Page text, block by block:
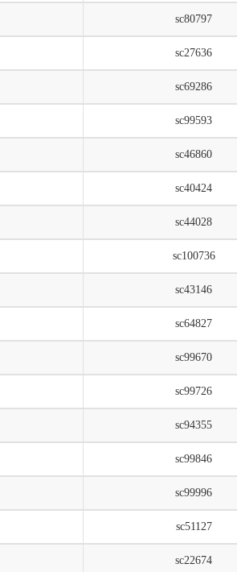
sc80797
sc27636
sc69286
sc99593
sc46860
sc40424
sc44028
sc100736
sc43146
sc64827
sc99670
sc99726
sc94355
sc99846
sc99996
sc51127
sc22674